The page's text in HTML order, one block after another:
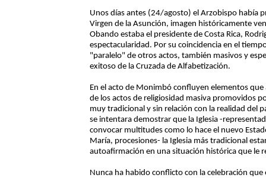
Unos días antes (24/agosto) el Arzobispo había
Virgen de la Asunción, imagen históricamente
Obando estaba el presidente de Costa Rica,
espectacularidad. Por su coincidencia en el
"paralelo" de otros actos, también masivos y
exitoso de la Cruzada de Alfabetización.
En el acto de Monimbó confluyen elementos
de los actos de religiosidad masiva promovidos
muy tradicional y sin relación con la realidad del
se intentara demostrar que la Iglesia -
convocar multitudes como lo hace el nuevo
María, procesiones- la Iglesia más tradicional
autoafirmación en una situación histórica que le
Nunca ha habido conflicto con la celebración